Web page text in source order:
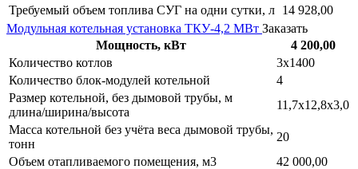
Требуемый объем топлива СУГ на одни сутки, л 14 928,00
Модульная котельная установка ТКУ-4,2 МВт Заказать
Мощность, кВт
4 200,00
Количество котлов
3х1400
Количество блок-модулей котельной
4
Размер котельной, без дымовой трубы, м
длина/ширина/высота
11,7х12,8х3,0
Масса котельной без учёта веса дымовой трубы,
тонн
20
Объем отапливаемого помещения, м3
42 000,00